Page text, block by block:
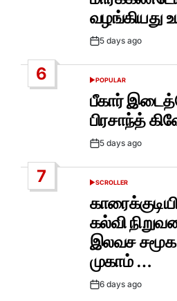
வழங்கியது
Post5 days ago
6
POSTED
IN
POPULAR
பீகார்
பிரசாந்த்
Post5 days ago
7
POSTED
SCROLLER
கல்வி
இலவச சமூக
முகாம் …
Post6 days ago